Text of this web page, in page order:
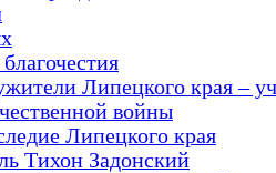
Липецкого края –
войны
Липецкого края
Тихон Задонский